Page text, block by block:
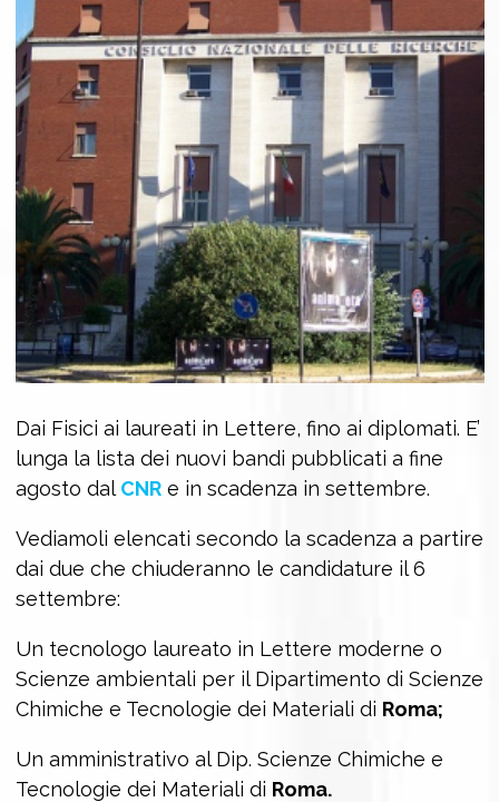
Dai Fisici ai laureati in Lettere, fino ai diplomati. E’
lunga la lista dei nuovi bandi pubblicati a fine
agosto dal CNR e in scadenza in settembre.
Vediamoli elencati secondo la scadenza a partire
dai due che chiuderanno le candidature il 6
settembre:
Un tecnologo laureato in Lettere moderne o
Scienze ambientali per il Dipartimento di Scienze
Chimiche e Tecnologie dei Materiali di Roma;
Un amministrativo al Dip. Scienze Chimiche e
Tecnologie dei Materiali di Roma.